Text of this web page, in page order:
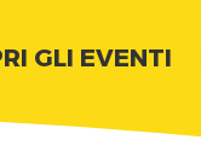
GLI EVENTI